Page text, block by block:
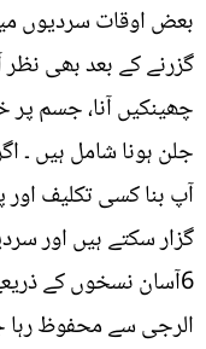
بعض اوقات سردیوں
گزرنے کے بعد بھی
چھینکیں آنا، جسم پر
جلن ہونا شامل ہیں ۔
آپ بنا کسی تکلیف
گزار سکتے ہیں اور
6آسان نسخوں کے
الرجی سے محفوظ رہا